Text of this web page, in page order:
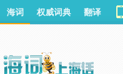
海词 权威词典 翻译